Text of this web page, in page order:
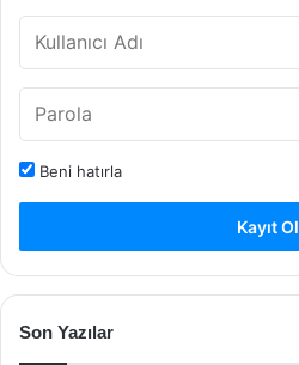
Beni hatırla
Kayıt Ol
Son Yazılar